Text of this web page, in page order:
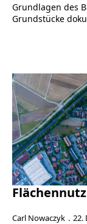
Grundlagen des
Grundstücke
Carl Nowaczyk 22.